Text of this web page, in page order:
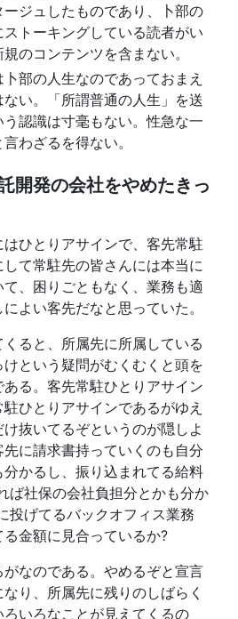
ージュしたものであり、卜部の
ストーキングしている読者がい
のコンテンツを含まない。
卜部の人生なのであっておまえ
ない。「所謂普通の人生」を送
う認識は寸毫もない。性急な一
わざるを得ない。
開発の会社をやめたきっ
ひとりアサインで、客先常駐
て常駐先の皆さんには本当に
、困りごともなく、業務も適
よい客先だなと思っていた。
くると、所属先に所属している
という疑問がむくむくと頭を
ある。客先常駐ひとりアサイン
ひとりアサインであるがゆえ
抜いてるぞというのが隠しよ
先に請求書持っていくのも自分
かるし、振り込まれてる給料
ば社保の会社負担分とかも分か
投げてるバックオフィス業務
金額に見合っているか?
がなのである。やめるぞと宣言
り、所属先に残りのしばらく
いろなことが見えてくるの